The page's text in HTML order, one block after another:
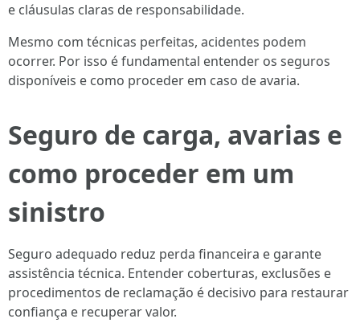
e cláusulas claras de responsabilidade.
Mesmo com técnicas perfeitas, acidentes podem
ocorrer. Por isso é fundamental entender os seguros
disponíveis e como proceder em caso de avaria.
Seguro de carga, avarias e
como proceder em um
sinistro
Seguro adequado reduz perda financeira e garante
assistência técnica. Entender coberturas, exclusões e
procedimentos de reclamação é decisivo para restaurar
confiança e recuperar valor.